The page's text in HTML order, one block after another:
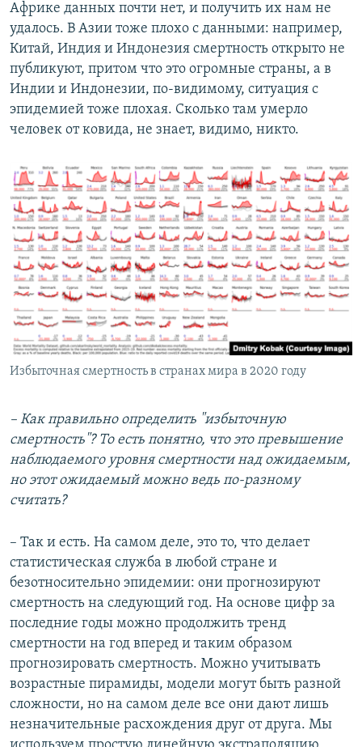
Африке данных почти нет, и получить их нам не
удалось. В Азии тоже плохо с данными: например,
Китай, Индия и Индонезия смертность открыто не
публикуют, притом что это огромные страны, а в
Индии и Индонезии, по-видимому, ситуация с
эпидемией тоже плохая. Сколько там умерло
человек от ковида, не знает, видимо, никто.
Избыточная смертность в странах мира в 2020 году
– Как правильно определить "избыточную
смертность"? То есть понятно, что это превышение
наблюдаемого уровня смертности над ожидаемым,
но этот ожидаемый можно ведь по-разному
считать?
– Так и есть. На самом деле, это то, что делает
статистическая служба в любой стране и
безотносительно эпидемии: они прогнозируют
смертность на следующий год. На основе цифр за
последние годы можно продолжить тренд
смертности на год вперед и таким образом
прогнозировать смертность. Можно учитывать
возрастные пирамиды, модели могут быть разной
сложности, но на самом деле все они дают лишь
незначительные расхождения друг от друга. Мы